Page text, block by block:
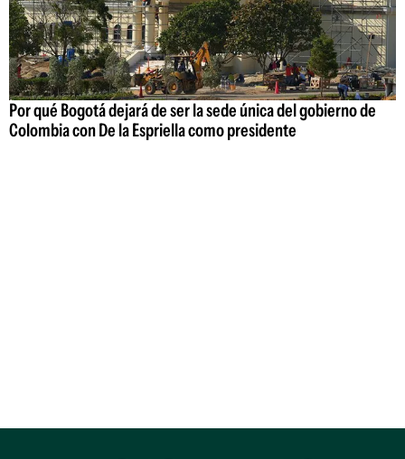
Por qué Bogotá dejará de ser la sede única del gobierno de
Colombia con De la Espriella como presidente